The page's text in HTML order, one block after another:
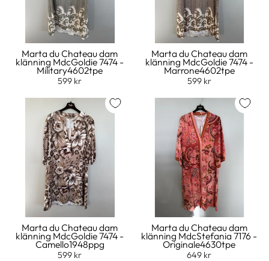
Marta du Chateau dam
klänning MdcGoldie 7474 -
Military4602tpe
599 kr
Marta du Chateau dam
klänning MdcGoldie 7474 -
Marrone4602tpe
599 kr
Marta du Chateau dam
klänning MdcGoldie 7474 -
Camello1948ppg
599 kr
Marta du Chateau dam
klänning MdcStefania 7176 -
Originale4630tpe
649 kr